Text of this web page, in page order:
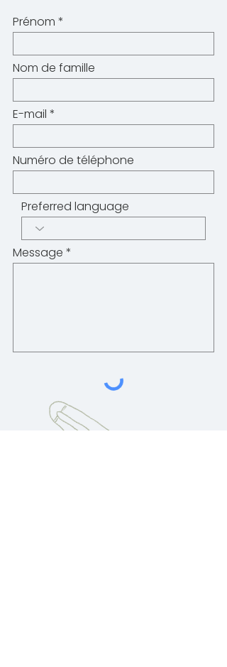
Prénom
Nom de famille
E-mail
Numéro de téléphone
Preferred language
Message